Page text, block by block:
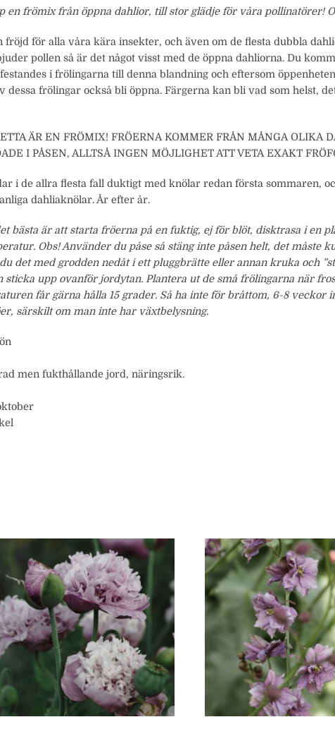
en frömix från öppna dahlior, till stor glädje för våra pollinatörer!
fröjd för alla våra kära insekter, och även om de flesta dubbla
pollen så är det något visst med de öppna dahliorna. Du
i frölingarna till denna blandning och eftersom
dessa frölingar också bli öppna. Färgerna kan bli vad som helst,
ÄR EN FRÖMIX! FRÖERNA KOMMER FRÅN MÅNGA OLIKA
I PÅSEN, ALLTSÅ INGEN MÖJLIGHET ATT VETA EXAKT
i de allra flesta fall duktigt med knölar redan första sommaren,
dahliaknölar. År efter år.
bästa är att starta fröerna på en fuktig, ej för blöt, disktrasa i en
Obs! Använder du påse så stäng inte påsen helt, det måste
det med grodden nedåt i ett pluggbrätte eller annan kruka och
sticka upp ovanför jordytan. Plantera ut de små frölingarna när
får gärna hålla 15 grader. Så ha inte för bråttom, 6-8 veckor
särskilt om man inte har växtbelysning.
men fukthållande jord, näringsrik.